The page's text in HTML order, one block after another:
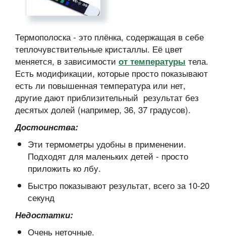
Термополоска - это плёнка, содержащая в себе
теплочувствительные кристаллы. Её цвет
меняется, в зависимости от температуры тела.
Есть модификации, которые просто показывают
есть ли повышенная температура или нет,
другие дают приблизительный результат без
десятых долей (например, 36, 37 градусов).
Достоинства:
Эти термометры удобны в применении.
Подходят для маленьких детей - просто
приложить ко лбу.
Быстро показывают результат, всего за 10-20
секунд
Недостатки:
Очень неточные.